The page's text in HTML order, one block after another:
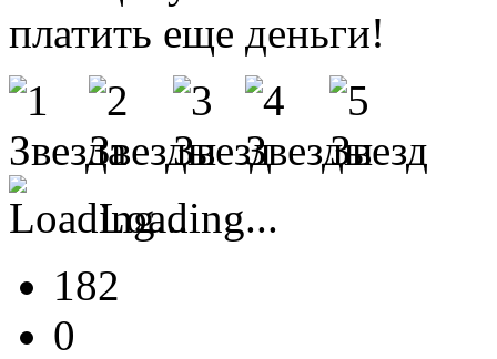
платить еще деньги!
Loading...
182
0